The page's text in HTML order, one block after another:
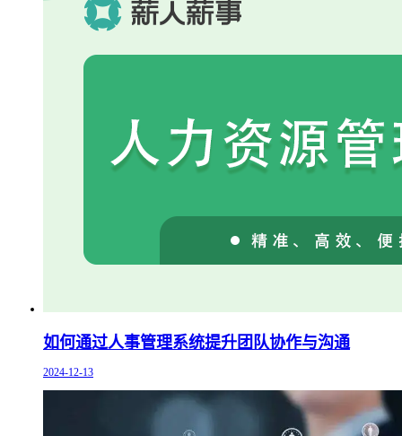
如何通过人事管理系统提升团队协作与沟通
2024-12-13